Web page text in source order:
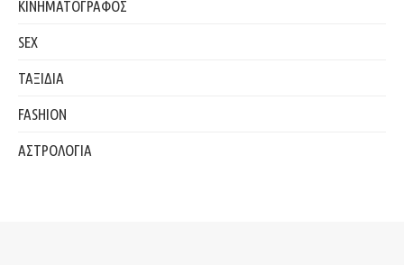
ΚΙΝΗΜΑΤΟΓΡΑΦΟΣ
SEX
ΤΑΞΙΔΙΑ
FASHION
ΑΣΤΡΟΛΟΓΙΑ